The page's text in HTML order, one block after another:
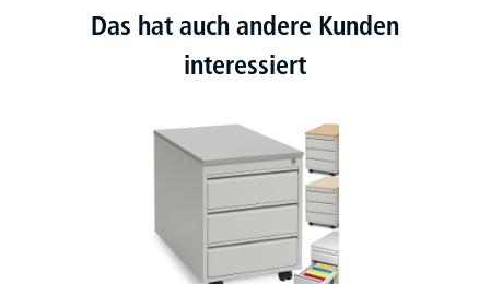
Das hat auch andere Kunden
interessiert